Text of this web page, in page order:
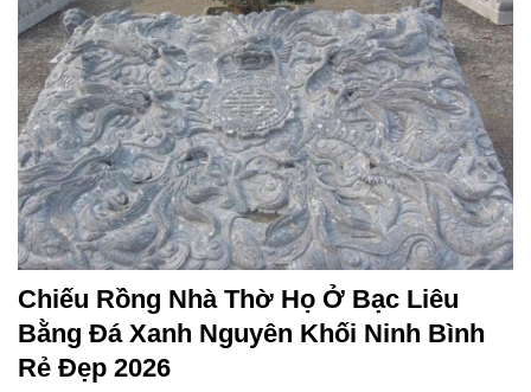
Chiếu Rồng Nhà Thờ Họ Ở Bạc Liêu
Bằng Đá Xanh Nguyên Khối Ninh Bình
Rẻ Đẹp 2026